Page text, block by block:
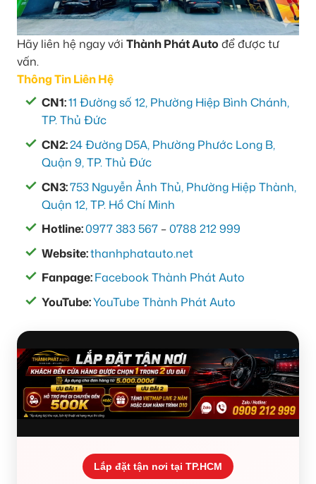
Hãy liên hệ ngay với Thành Phát Auto để được tư
vấn.
Thông Tin Liên Hệ
CN1:11 Đường số 12, Phường Hiệp Bình Chánh,
TP. Thủ Đức
CN2:24 Đường D5A, Phường Phước Long B,
Quận 9, TP. Thủ Đức
CN3:753 Nguyễn Ảnh Thủ, Phường Hiệp Thành,
Quận 12, TP. Hồ Chí Minh
Hotline:0977 383 567 –0788 212 999
Website:thanhphatauto.net
Fanpage:Facebook Thành Phát Auto
YouTube:YouTube Thành Phát Auto
Lắp đặt tận nơi tại TP.HCM